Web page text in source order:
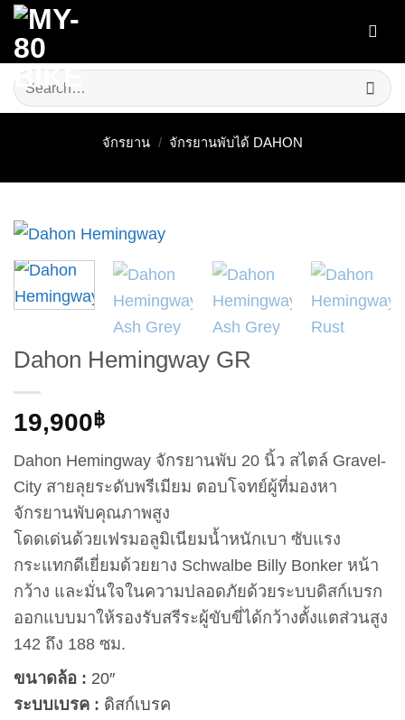
Skip
content
Search
for:
จักรยาน / จักรยานพับได้ DAHON
Dahon Hemingway GR
19,900฿
Dahon Hemingway จักรยานพับ 20 นิ้ว สไตล์ Gravel-
City สายลุยระดับพรีเมียม ตอบโจทย์ผู้ที่มองหา
จักรยานพับคุณภาพสูง
โดดเด่นด้วยเฟรมอลูมิเนียมน้ำหนักเบา ซับแรง
กระแทกดีเยี่ยมด้วยยาง Schwalbe Billy Bonker หน้า
กว้าง และมั่นใจในความปลอดภัยด้วยระบบดิสก์เบรก
ออกแบบมาให้รองรับสรีระผู้ขับขี่ได้กว้างตั้งแตส่วนสูง
142 ถึง 188 ซม.
ขนาดล้อ : 20″
ระบบเบรค : ดิสก์เบรค